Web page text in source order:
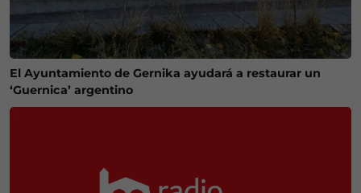
El Ayuntamiento de Gernika ayudará a restaurar un
‘Guernica’ argentino